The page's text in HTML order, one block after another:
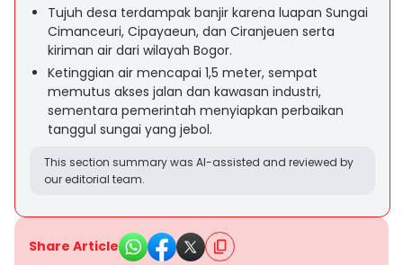
Tujuh desa terdampak banjir karena luapan Sungai
Cimanceuri, Cipayaeun, dan Ciranjeuen serta
kiriman air dari wilayah Bogor.
Ketinggian air mencapai 1,5 meter, sempat
memutus akses jalan dan kawasan industri,
sementara pemerintah menyiapkan perbaikan
tanggul sungai yang jebol.
This section summary was AI-assisted and reviewed by
our editorial team.
Share Article